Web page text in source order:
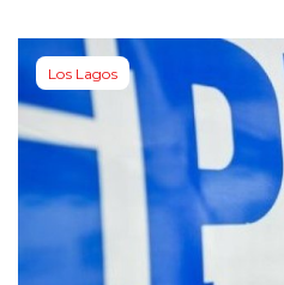
Los Lagos